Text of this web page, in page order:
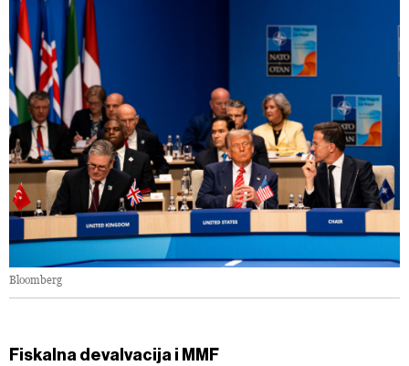
Bloomberg
Fiskalna devalvacija i MMF